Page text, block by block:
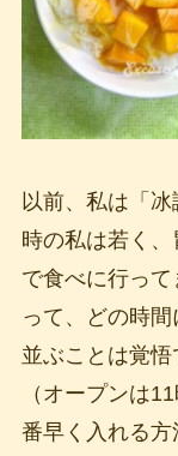
以前、私は「
時の私は若く
で食べに行っ
って、どの時間
並ぶことは覚
（オープンは
番早く入れる